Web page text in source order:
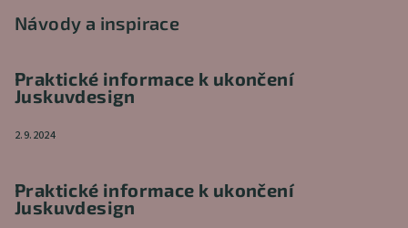
Návody a inspirace
Praktické informace k ukončení
Juskuvdesign
2.9.2024
Praktické informace k ukončení
Juskuvdesign